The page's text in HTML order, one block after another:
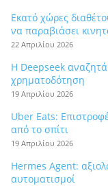
Εκατό χώρες
να παραβιάσει
22 Απριλίου 2026
Η Deepseek
χρηματοδότηση
19 Απριλίου 2026
Uber Eats:
από το σπίτι
19 Απριλίου 2026
Hermes Agent:
αυτοματισμοί